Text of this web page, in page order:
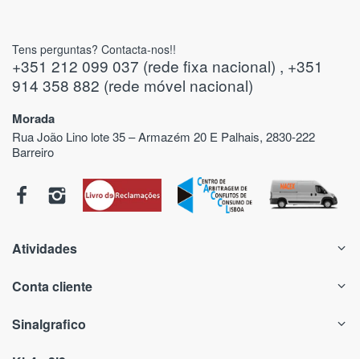
Tens perguntas? Contacta-nos!!
+351 212 099 037 (rede fixa nacional) , +351
914 358 882 (rede móvel nacional)
Morada
Rua João Lino lote 35 – Armazém 20 E Palhais, 2830-222
Barreiro
Atividades
Conta cliente
Sinalgrafico